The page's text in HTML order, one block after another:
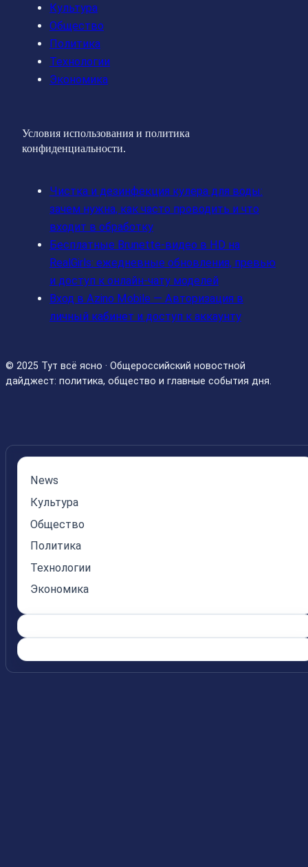
Культура
Общество
Политика
Технологии
Экономика
Условия использования и политика
конфиденциальности.
Чистка и дезинфекция кулера для воды:
зачем нужна, как часто проводить и что
входит в обработку
Бесплатные Brunette‑видео в HD на
RealGirls: ежедневные обновления, превью
и доступ к онлайн‑чату моделей
Вход в Azino Mobile — Авторизация в
личный кабинет и доступ к аккаунту
© 2025 Тут всё ясно · Общероссийский новостной
дайджест: политика, общество и главные события дня.
News
Культура
Общество
Политика
Технологии
Экономика